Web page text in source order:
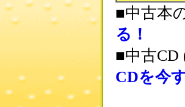
■中古本
る！
■中古
CDを今